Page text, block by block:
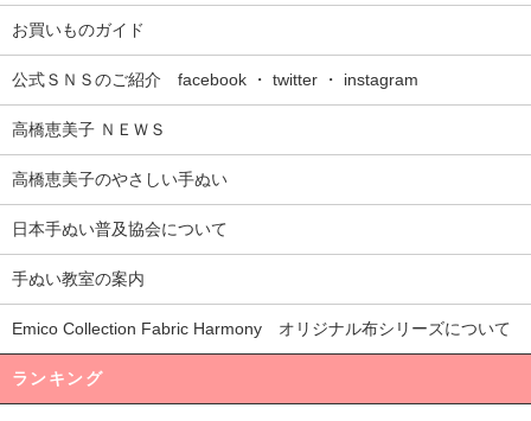
お買いものガイド
公式ＳＮＳのご紹介 facebook ・ twitter ・ instagram
高橋恵美子 ＮＥＷＳ
高橋恵美子のやさしい手ぬい
日本手ぬい普及協会について
手ぬい教室の案内
Emico Collection Fabric Harmony オリジナル布シリーズについて
ランキング